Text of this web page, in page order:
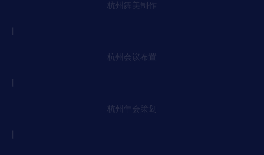
杭州舞美制作
杭州会议布置
杭州年会策划